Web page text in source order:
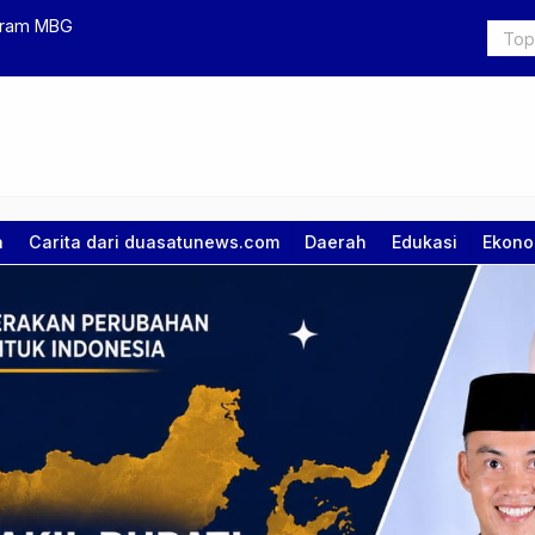
Tamiang Pulih Pascabanjir, Warga Mulai Berbelanja Lapor RT
Carita dari duasatunews.com Daerah Edukasi